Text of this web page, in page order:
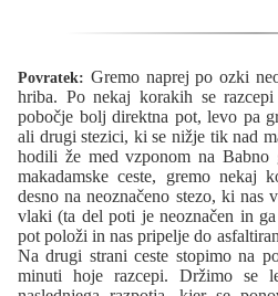
Povratek: Gremo naprej po ozki
hriba. Po nekaj korakih se
pobočje bolj direktna pot, levo pa
ali drugi stezici, ki se nižje tik nad
hodili že med vzponom na Babno
makadamske ceste, gremo nekaj
desno na neoznačeno stezo, ki
vlaki (ta del poti je neoznačen in
pot položi in nas pripelje do
Na drugi strani ceste stopimo na
minuti hoje razcepi. Držimo se